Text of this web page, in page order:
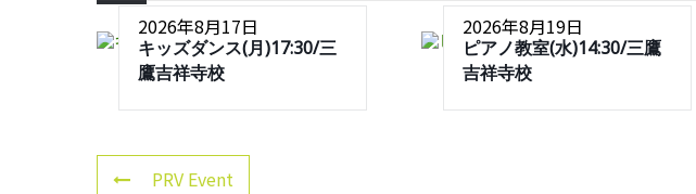
2026年8月17日
キッズダンス(月)17:30/三
鷹吉祥寺校
2026年8月19日
ピアノ教室(水)14:30/三鷹
吉祥寺校
PRV Event